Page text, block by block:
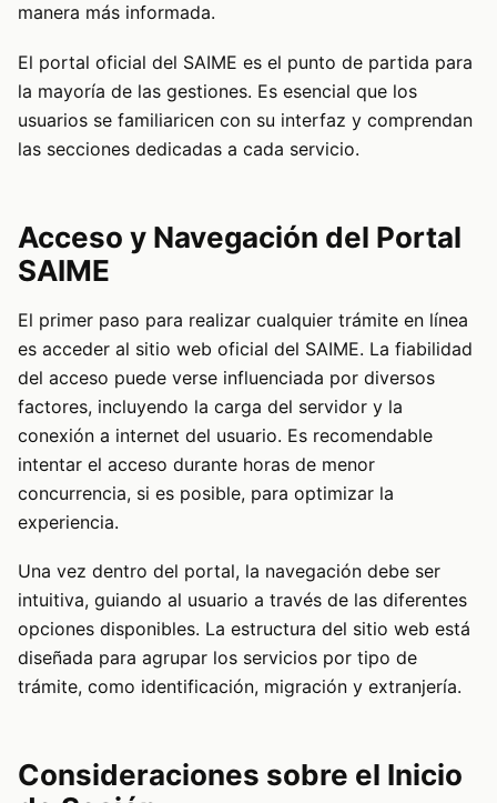
manera más informada.
El portal oficial del SAIME es el punto de partida para
la mayoría de las gestiones. Es esencial que los
usuarios se familiaricen con su interfaz y comprendan
las secciones dedicadas a cada servicio.
Acceso y Navegación del Portal
SAIME
El primer paso para realizar cualquier trámite en línea
es acceder al sitio web oficial del SAIME. La fiabilidad
del acceso puede verse influenciada por diversos
factores, incluyendo la carga del servidor y la
conexión a internet del usuario. Es recomendable
intentar el acceso durante horas de menor
concurrencia, si es posible, para optimizar la
experiencia.
Una vez dentro del portal, la navegación debe ser
intuitiva, guiando al usuario a través de las diferentes
opciones disponibles. La estructura del sitio web está
diseñada para agrupar los servicios por tipo de
trámite, como identificación, migración y extranjería.
Consideraciones sobre el Inicio